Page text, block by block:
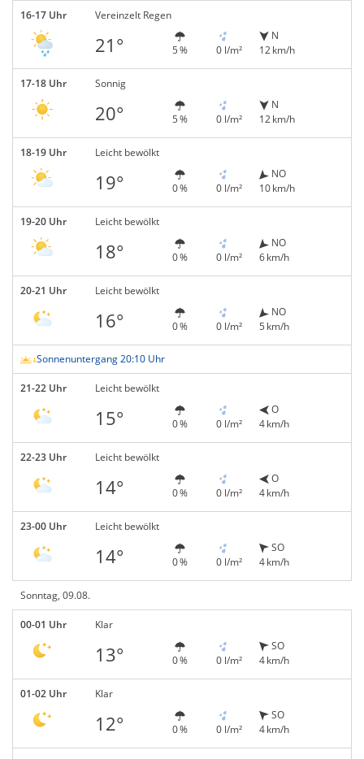
16-17 Uhr Vereinzelt Regen
21° 5 % 0 l/m²
N
12 km/h
17-18 Uhr Sonnig
20° 5 % 0 l/m²
N
12 km/h
18-19 Uhr Leicht bewölkt
19° 0 % 0 l/m²
NO
10 km/h
19-20 Uhr Leicht bewölkt
18° 0 % 0 l/m²
NO
6 km/h
20-21 Uhr Leicht bewölkt
16° 0 % 0 l/m²
NO
5 km/h
Sonnenuntergang 20:10 Uhr
21-22 Uhr Leicht bewölkt
15° 0 % 0 l/m²
O
4 km/h
22-23 Uhr Leicht bewölkt
14° 0 % 0 l/m²
O
4 km/h
23-00 Uhr Leicht bewölkt
14° 0 % 0 l/m²
SO
4 km/h
Sonntag, 09.08.
00-01 Uhr Klar
13° 0 % 0 l/m²
SO
4 km/h
01-02 Uhr Klar
12° 0 % 0 l/m²
SO
4 km/h